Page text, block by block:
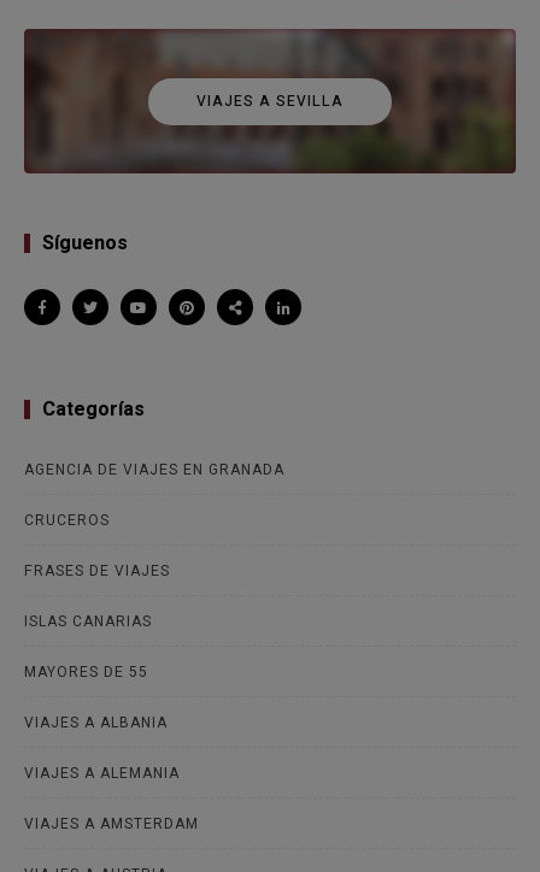
VIAJES A SEVILLA
Síguenos
Categorías
AGENCIA DE VIAJES EN GRANADA
CRUCEROS
FRASES DE VIAJES
ISLAS CANARIAS
MAYORES DE 55
VIAJES A ALBANIA
VIAJES A ALEMANIA
VIAJES A AMSTERDAM